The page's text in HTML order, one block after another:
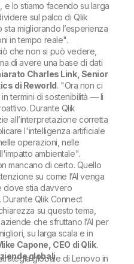
e lo stiamo facendo su larga
sul palco di Qlik
migliorando l’esperienza
in tempo reale".
che non si può vedere,
di avere una base di dati
Charles Link, Senior
di Reworld. "Ora non ci
in termini di sostenibilità — li
Durante Qlik
all’interpretazione corretta
l'intelligenza artificiale
operazioni, nelle
ambientale".
mancano di certo. Quello
su come l’AI venga
dove stia davvero
Durante Qlik Connect
su questo tema,
che sfruttano l’AI per
su larga scala e in
Capone, CEO di Qlik.
globali
globale di Lenovo in